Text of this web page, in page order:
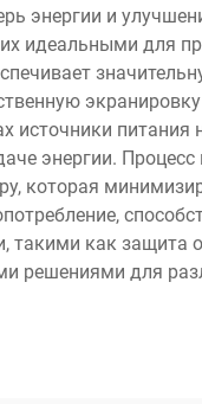
энергии и
идеальными для
питания
энергии. Процесс
которая
как защита
решениями для